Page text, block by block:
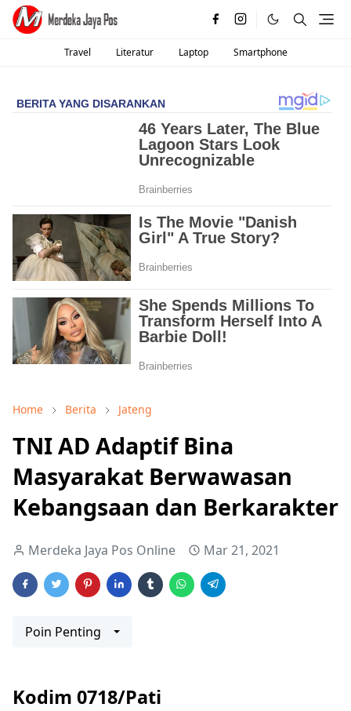
Travel Literatur Laptop Smartphone
Home Berita Jateng
TNI AD Adaptif Bina
Masyarakat Berwawasan
Kebangsaan dan Berkarakter
Merdeka Jaya Pos Online Mar 21, 2021
Poin Penting
Kodim 0718/Pati